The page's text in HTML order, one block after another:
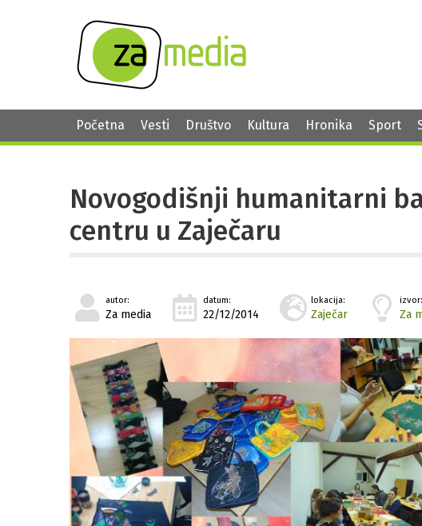
Početna Vesti Društvo Kultura Hronika Sport
Novogodišnji humanitarni
centru u Zaječaru
autor:
Za media
datum:
22/12/2014
lokacija:
Zaječar
izvor:
Za